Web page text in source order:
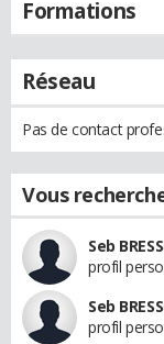
Formations
Réseau
Pas de contact
Vous
Seb
profil
Seb
profil